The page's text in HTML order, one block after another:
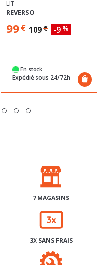
LIT
REVERSO
99€ 109€ -9%
En stock
Expédié sous 24/72h
7 MAGASINS
3X SANS FRAIS